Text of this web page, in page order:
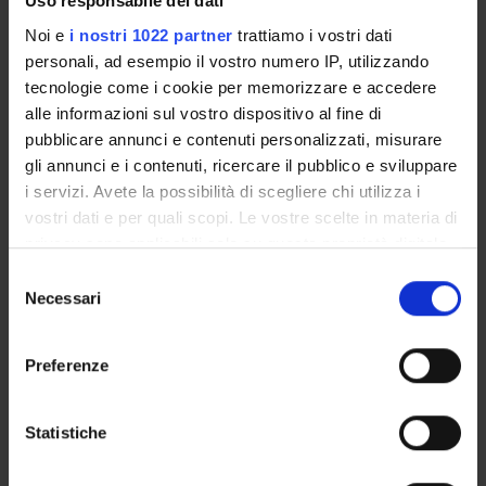
Noi e i nostri 1022 partner trattiamo i vostri dati
personali, ad esempio il vostro numero IP, utilizzando
tecnologie come i cookie per memorizzare e accedere
alle informazioni sul vostro dispositivo al fine di
pubblicare annunci e contenuti personalizzati, misurare
gli annunci e i contenuti, ricercare il pubblico e sviluppare
i servizi. Avete la possibilità di scegliere chi utilizza i
vostri dati e per quali scopi. Le vostre scelte in materia di
privacy sono applicabili solo su questa proprietà digitale
modificare o revocare il proprio consenso in qualsiasi
momento dalla Dichiarazione sui cookie o facendo clic
raccogliere informazioni sulla tua posizione
geografica, con un'approssimazione di qualche
delNecessari
Preferenze
Statistiche
CORSI DI LAUREA MAGISTRALE
POST LAUREA
Presentazione
Lo specialista in
deve
professionali nel campo della fisiopatologia e clinica